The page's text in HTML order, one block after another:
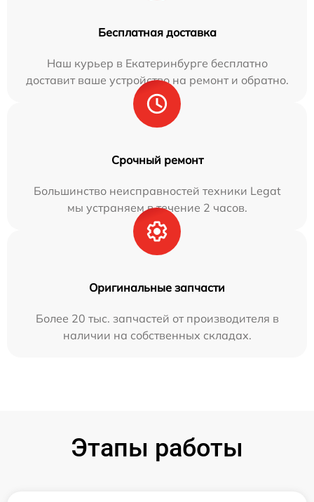
Бесплатная доставка
Наш курьер в Екатеринбурге бесплатно
доставит ваше устройство на ремонт и обратно.
Срочный ремонт
Большинство неисправностей техники Legat
мы устраняем в течение 2 часов.
Оригинальные запчасти
Более 20 тыс. запчастей от производителя в
наличии на собственных складах.
Этапы работы